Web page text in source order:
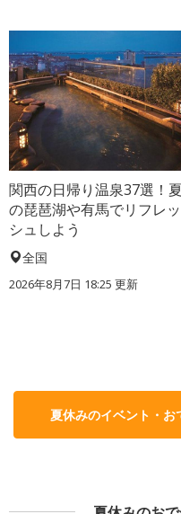
関西の日帰り温泉37選！夏
の琵琶湖や有馬でリフレッ
シュしよう
全国
2026年8月7日 18:25 更新
夏休みのイベント・お